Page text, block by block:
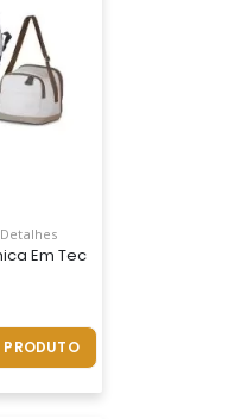
Possui Alça De
Ao Compartimento
Para Chave E Dois
Bolso Frontal , Argola
Tonalidade Cinza Claro
Em Tecido Poliéster
PRODUTO